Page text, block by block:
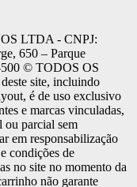
LTDA - CNPJ:
650 – Parque
500 ©️ TODOS OS
site, incluindo
é de uso exclusivo
e marcas vinculadas,
ou parcial sem
em responsabilização
condições de
no site no momento da
não garante